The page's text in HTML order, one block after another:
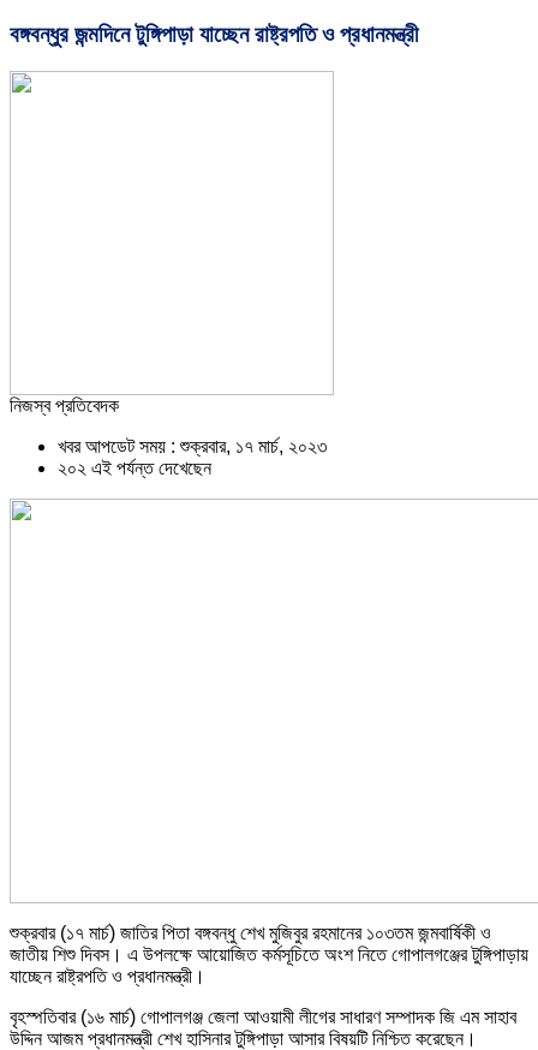
বঙ্গবন্ধুর জন্মদিনে টুঙ্গিপাড়া যাচ্ছেন রাষ্ট্রপতি ও প্রধানমন্ত্রী
নিজস্ব প্রতিবেদক
খবর আপডেট সময় : শুক্রবার, ১৭ মার্চ, ২০২৩
২০২ এই পর্যন্ত দেখেছেন
শুক্রবার (১৭ মার্চ) জাতির পিতা বঙ্গবন্ধু শেখ মুজিবুর রহমানের ১০৩তম জন্মবার্ষিকী ও
জাতীয় শিশু দিবস। এ উপলক্ষে আয়োজিত কর্মসূচিতে অংশ নিতে গোপালগঞ্জের টুঙ্গিপাড়ায়
যাচ্ছেন রাষ্ট্রপতি ও প্রধানমন্ত্রী।
বৃহস্পতিবার (১৬ মার্চ) গোপালগঞ্জ জেলা আওয়ামী লীগের সাধারণ সম্পাদক জি এম সাহাব
উদ্দিন আজম প্রধানমন্ত্রী শেখ হাসিনার টুঙ্গিপাড়া আসার বিষয়টি নিশ্চিত করেছেন।